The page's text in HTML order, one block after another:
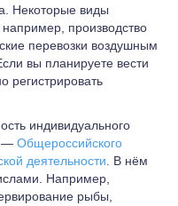
Некоторые виды
производство
перевозки воздушным
вы планируете вести
регистрировать
индивидуального
— Общероссийского
деятельности . В нём
Например,
рыбы,